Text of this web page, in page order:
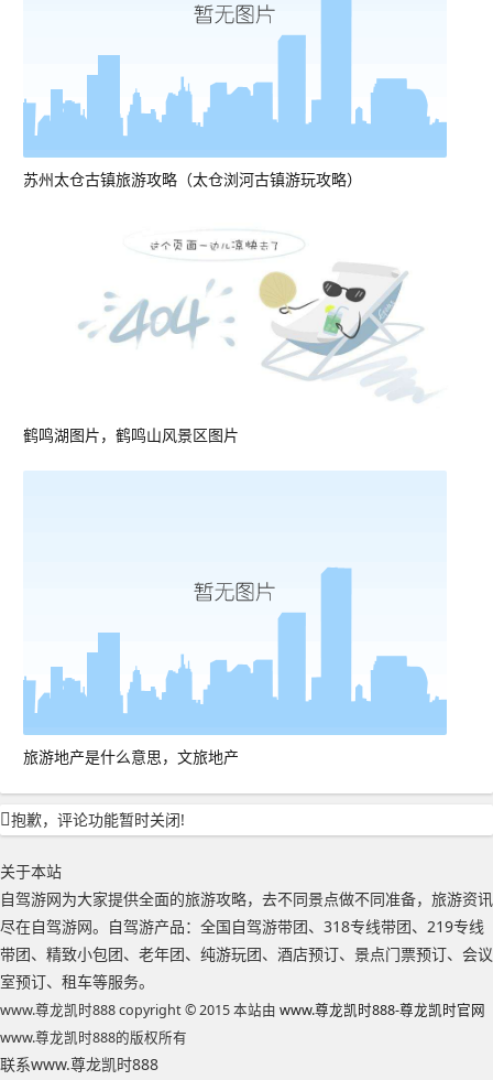
苏州太仓古镇旅游攻略（太仓浏河古镇游玩攻略）
鹤鸣湖图片，鹤鸣山风景区图片
旅游地产是什么意思，文旅地产
抱歉，评论功能暂时关闭!
关于本站
自驾游网为大家提供全面的旅游攻略，去不同景点做不同准备，旅游资讯
尽在自驾游网。自驾游产品：全国自驾游带团、318专线带团、219专线
带团、精致小包团、老年团、纯游玩团、酒店预订、景点门票预订、会议
室预订、租车等服务。
www.尊龙凯时888 copyright © 2015 本站由 www.尊龙凯时888-尊龙凯时官网
www.尊龙凯时888的版权所有
联系www.尊龙凯时888